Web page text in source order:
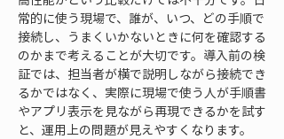
常的に使う現場で、誰が、いつ、どの手順で
接続し、うまくいかないときに何を確認する
のかまで考えることが大切です。導入前の検
証では、担当者が横で説明しながら接続でき
るかではなく、実際に現場で使う人が手順書
やアプリ表示を見ながら再現できるかを試す
と、運用上の問題が見えやすくなります。